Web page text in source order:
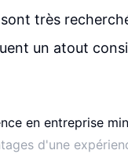
très
un atout
d'une